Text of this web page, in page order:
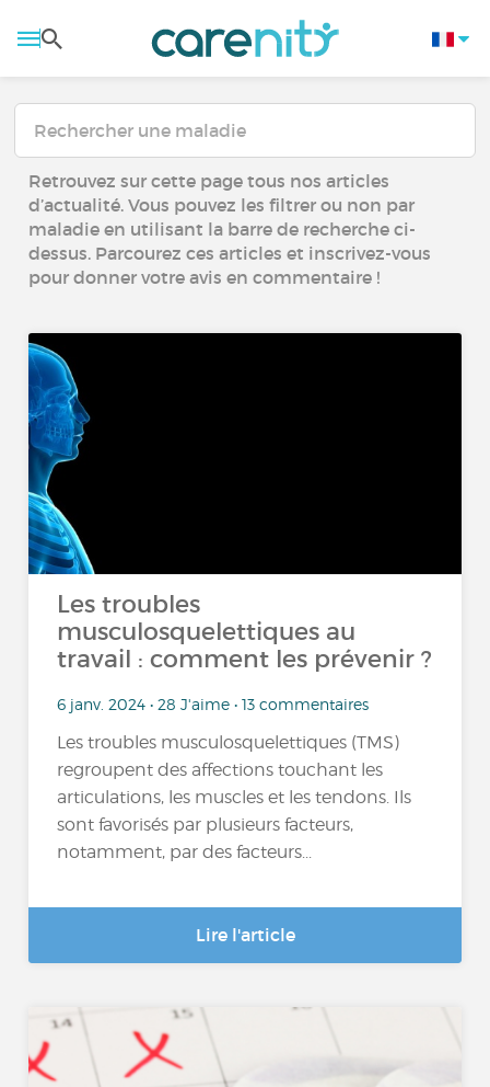
Retrouvez sur cette page tous nos articles
d’actualité. Vous pouvez les filtrer ou non par
maladie en utilisant la barre de recherche ci-
dessus. Parcourez ces articles et inscrivez-vous
pour donner votre avis en commentaire !
Les troubles
musculosquelettiques au
travail : comment les prévenir ?
6 janv. 2024 • 28 J'aime • 13 commentaires
Les troubles musculosquelettiques (TMS)
regroupent des affections touchant les
articulations, les muscles et les tendons. Ils
sont favorisés par plusieurs facteurs,
notamment, par des facteurs...
Lire l'article